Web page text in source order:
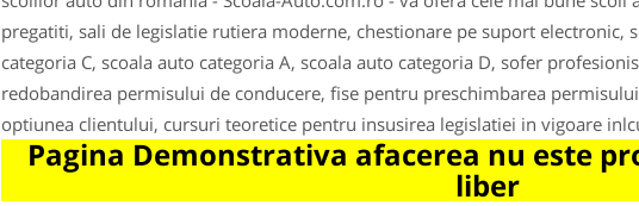
pregatiti, sali de legislatie rutiera moderne, chestionare pe suport electronic,
categoria C, scoala auto categoria A, scoala auto categoria D, sofer
redobandirea permisului de conducere, fise pentru preschimbarea
optiunea clientului, cursuri teoretice pentru insusirea legislatiei in vigoare
Pagina Demonstrativa afacerea nu este
liber